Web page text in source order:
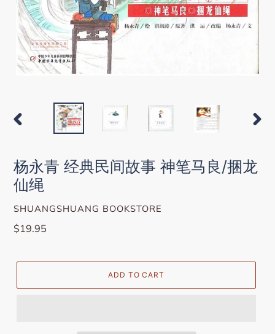
杨永青 经典民间故事 神笔马良/捆龙
仙绳
VENDOR
SHUANGSHUANG BOOKSTORE
Regular
$19.95
ADD TO CART